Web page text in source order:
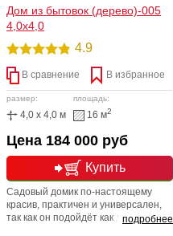
Дом из бытовок (дерево)-005
4,0х4,0
4.9
В сравнение В избранное
размер:
4,0 x 4,0 м
площадь:
16 м2
Купить
Цена 184 000 руб
подробнее
Садовый домик по-настоящему
красив, практичен и универсален,
так как он подойдёт как для отдыха,